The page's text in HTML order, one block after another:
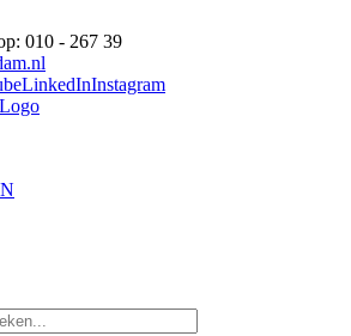
010 - 267 39
LinkedInInstagram